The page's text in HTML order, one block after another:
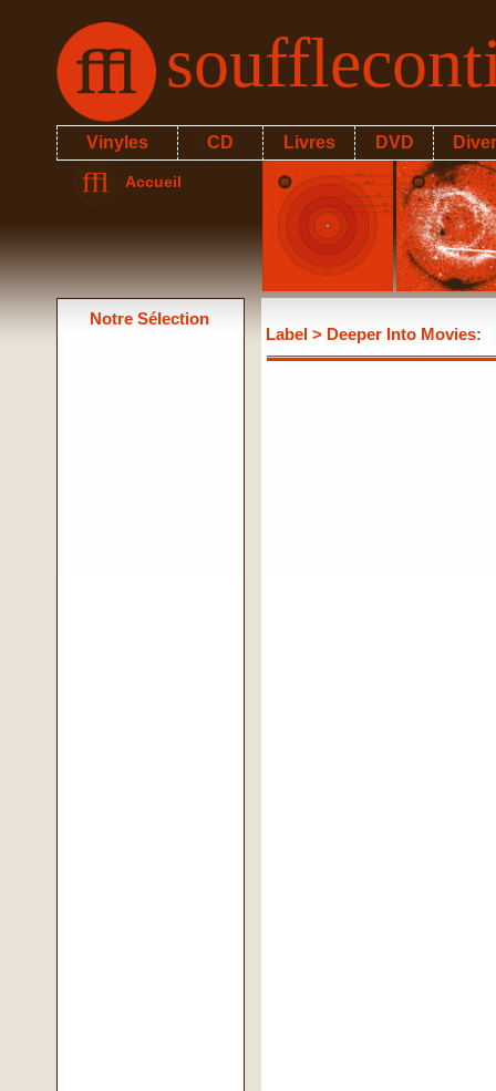
Vinyles CD Livres DVD
Accueil
Notre Sélection
Label > Deeper Into Movies: